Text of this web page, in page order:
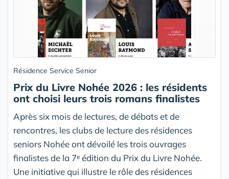
Résidence Service Senior
Prix du Livre Nohée 2026 : les résidents
ont choisi leurs trois romans finalistes
Après six mois de lectures, de débats et de
rencontres, les clubs de lecture des résidences
seniors Nohée ont dévoilé les trois ouvrages
finalistes de la 7ᵉ édition du Prix du Livre Nohée.
Une initiative qui illustre le rôle des résidences